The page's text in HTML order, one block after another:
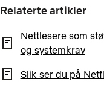
Relaterte artikler
Nettlesere som
og systemkrav
Slik ser du på